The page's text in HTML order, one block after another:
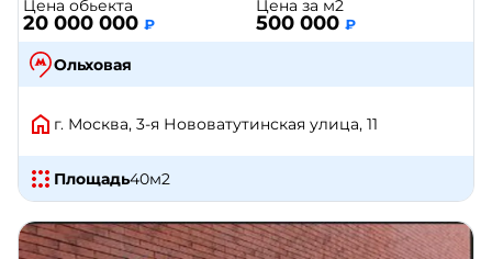
Цена обьекта
20 000 000 ₽
Цена за м2
500 000 ₽
Ольховая
г. Москва, 3-я Нововатутинская улица, 11
Площадь40м2